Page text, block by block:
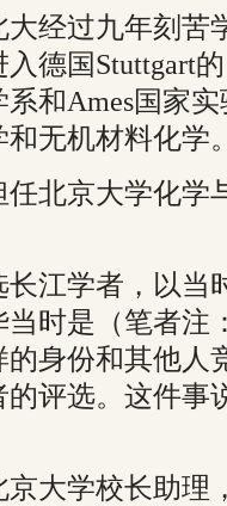
大经过九年刻
德国Stuttgart
系和Ames国家
无机材料化学
任北京大学化
长江学者，以
时是（笔者注
身份和其他人
评选。这件事
大学校长助理